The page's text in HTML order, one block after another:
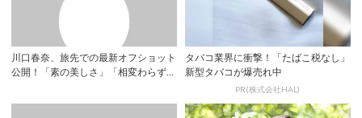
川口春奈、旅先での最新オフショット
公開！「素の美しさ」「相変わらず魅
タバコ業界に衝撃！「たばこ税なし」
新型タバコが爆売れ中
PR(株式会社HAL)